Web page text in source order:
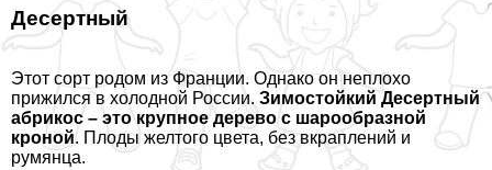
Десертный
Этот сорт родом из Франции. Однако он неплохо
прижился в холодной России. Зимостойкий Десертный
абрикос – это крупное дерево с шарообразной
кроной. Плоды желтого цвета, без вкраплений и
румянца.